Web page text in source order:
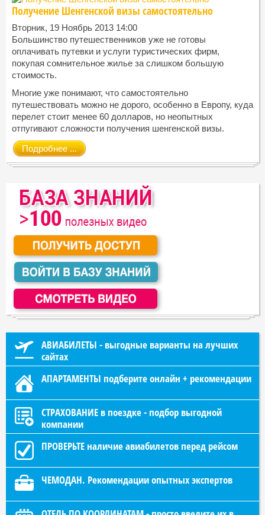
Получение Шенгенской визы самостоятельно
Вторник, 19 Ноябрь 2013 14:00
Большинство путешественников уже не готовы
оплачивать путевки и услуги туристических фирм,
покупая сомнительное жилье за слишком большую
стоимость.
Многие уже понимают, что самостоятельно
путешествовать можно не дорого, особенно в Европу, куда
перелет стоит менее 60 долларов, но неопытных
отпугивают сложности получения шенгенской визы.
Подробнее ...
АВИАБИЛЕТЫ - выгодные варианты на лучших
сайтах
АПАРТАМЕНТЫ подберите онлайн + рекомендации
СТРАХОВАНИЕ в поездке - подбор выгодной
компании
ПРОВЕРЬТЕ наличие авиабилетов перед рейсом
ЧЕМОДАН. Рекомендации опытных экспертов